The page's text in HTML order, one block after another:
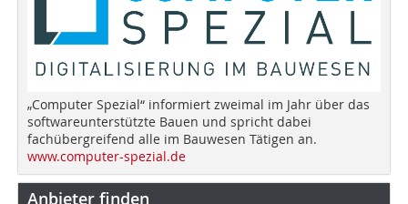
„Computer Spezial“ informiert zweimal im Jahr über das
softwareunterstützte Bauen und spricht dabei
fachübergreifend alle im Bauwesen Tätigen an.
www.computer-spezial.de
Anbieter finden